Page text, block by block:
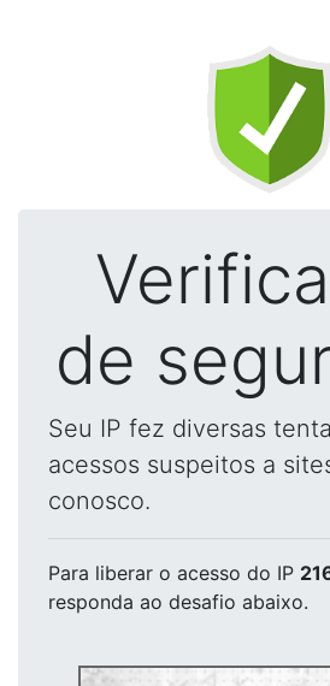
de
Seu IP fez diversas
acessos suspeitos a
conosco.
Para liberar o acesso do IP
responda ao desafio abaixo.